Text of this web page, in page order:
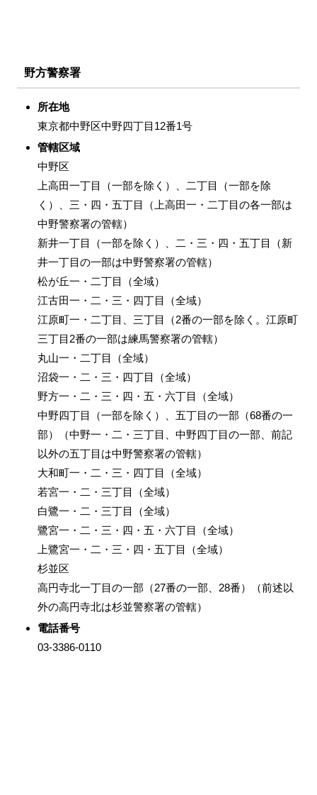
野方警察署
所在地
東京都中野区中野四丁目12番1号
管轄区域
中野区
上高田一丁目（一部を除く）、二丁目（一部を除
く）、三・四・五丁目（上高田一・二丁目の各一部は
中野警察署の管轄）
新井一丁目（一部を除く）、二・三・四・五丁目（新
井一丁目の一部は中野警察署の管轄）
松が丘一・二丁目（全域）
江古田一・二・三・四丁目（全域）
江原町一・二丁目、三丁目（2番の一部を除く。江原町
三丁目2番の一部は練馬警察署の管轄）
丸山一・二丁目（全域）
沼袋一・二・三・四丁目（全域）
野方一・二・三・四・五・六丁目（全域）
中野四丁目（一部を除く）、五丁目の一部（68番の一
部）（中野一・二・三丁目、中野四丁目の一部、前記
以外の五丁目は中野警察署の管轄）
大和町一・二・三・四丁目（全域）
若宮一・二・三丁目（全域）
白鷺一・二・三丁目（全域）
鷺宮一・二・三・四・五・六丁目（全域）
上鷺宮一・二・三・四・五丁目（全域）
杉並区
高円寺北一丁目の一部（27番の一部、28番）（前述以
外の高円寺北は杉並警察署の管轄）
電話番号
03-3386-0110